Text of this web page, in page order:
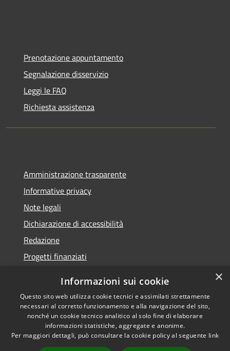
Prenotazione appuntamento
Segnalazione disservizio
Leggi le FAQ
Richiesta assistenza
Amministrazione trasparente
Informative privacy
Note legali
Dichiarazione di accessibilità
Redazione
Progetti finanziati
RSS
Accessibilità
Privacy
Dichiarazione di
accessibilità• Copyright ©
2021 • Comune di Mirano
• Powered by
×
Informazioni sui cookie
Questo sito web utilizza cookie tecnici e assimilati strettamente
necessari al corretto funzionamento e alla navigazione del sito,
nonché un cookie tecnico analitico al solo fine di elaborare
informazioni statistiche, aggregate e anonime.
Per maggiori dettagli, può consultare la cookie policy al seguente link